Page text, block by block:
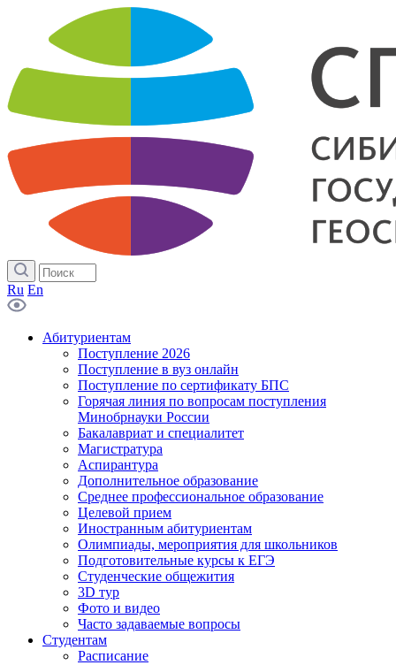
Ru En
Абитуриентам
Поступление 2026
Поступление в вуз онлайн
Поступление по сертификату БПС
Горячая линия по вопросам поступления
Минобрнауки России
Бакалавриат и специалитет
Магистратура
Аспирантура
Дополнительное образование
Среднее профессиональное образование
Целевой прием
Иностранным абитуриентам
Олимпиады, мероприятия для школьников
Подготовительные курсы к ЕГЭ
Студенческие общежития
3D тур
Фото и видео
Часто задаваемые вопросы
Студентам
Расписание